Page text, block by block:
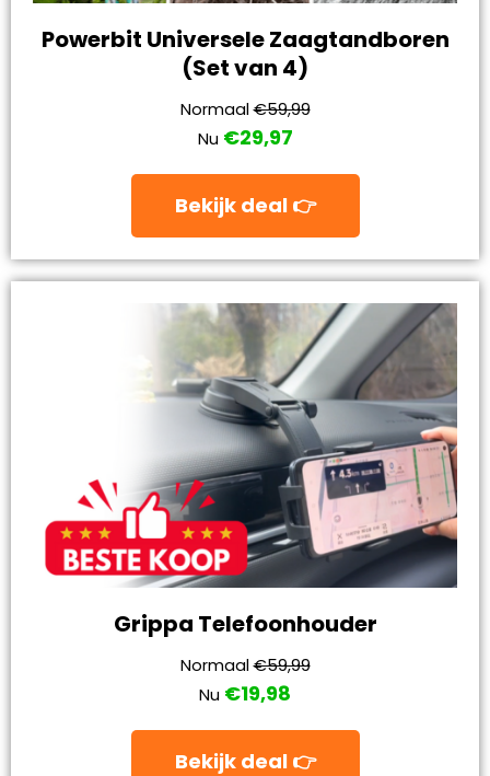
Powerbit Universele Zaagtandboren
(Set van 4)
Normaal€59,99
Nu €29,97
Bekijk deal 👉
Grippa Telefoonhouder
Normaal€59,99
Nu €19,98
Bekijk deal 👉